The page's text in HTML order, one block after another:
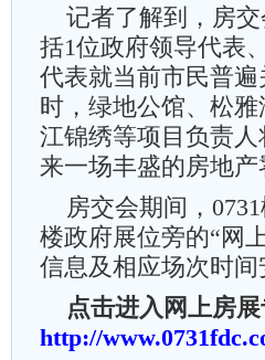
记者了解到，房交
括1位政府领导代表
代表就当前市民普
时，绿地公馆、松
江锦绣等项目负责
来一场丰盛的房地产
房交会期间，0731
楼政府展位旁的“网
信息及相应场次时
点击进入网上房展
http://